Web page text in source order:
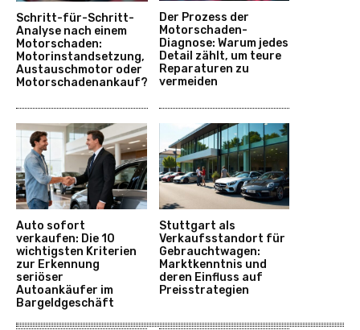
Schritt-für-Schritt-
Analyse nach einem
Motorschaden:
Motorinstandsetzung,
Austauschmotor oder
Motorschadenankauf?
Der Prozess der
Motorschaden-
Diagnose: Warum jedes
Detail zählt, um teure
Reparaturen zu
vermeiden
Auto sofort
verkaufen: Die 10
wichtigsten Kriterien
zur Erkennung
seriöser
Autoankäufer im
Bargeldgeschäft
Stuttgart als
Verkaufsstandort für
Gebrauchtwagen:
Marktkenntnis und
deren Einfluss auf
Preisstrategien